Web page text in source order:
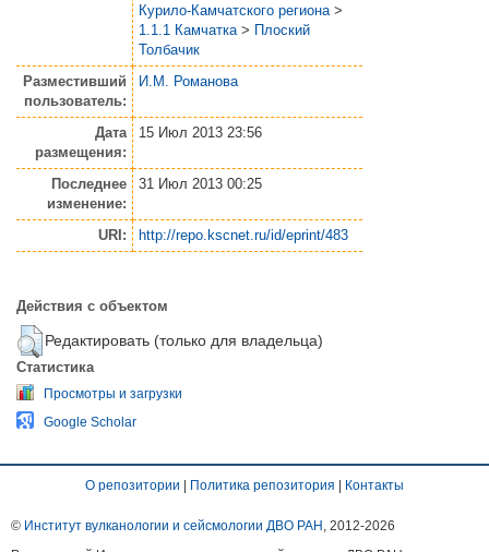
Курило-Камчатского региона >
1.1.1 Камчатка > Плоский
Толбачик
Разместивший
пользователь:
И.М. Романова
Дата
размещения:
15 Июл 2013 23:56
Последнее
изменение:
31 Июл 2013 00:25
URI: http://repo.kscnet.ru/id/eprint/483
Действия с объектом
Редактировать (только для владельца)
Статистика
Просмотры и загрузки
Google Scholar
О репозитории | Политика репозитория | Контакты
© Институт вулканологии и сейсмологии ДВО РАН , 2012-2026